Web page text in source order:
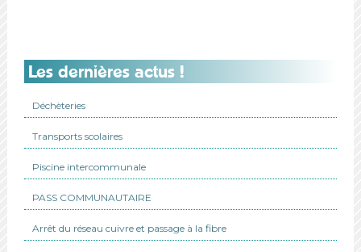
Les dernières actus !
Déchèteries
Transports scolaires
Piscine intercommunale
PASS COMMUNAUTAIRE
Arrêt du réseau cuivre et passage à la fibre